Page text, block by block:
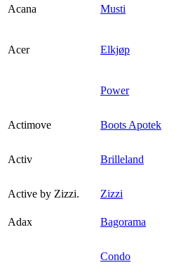
Acana Musti
Acer Elkjøp
Power
Actimove
Boots Apotek
Activ Brilleland
Active by Zizzi.
Zizzi
Adax
Bagorama
Condo